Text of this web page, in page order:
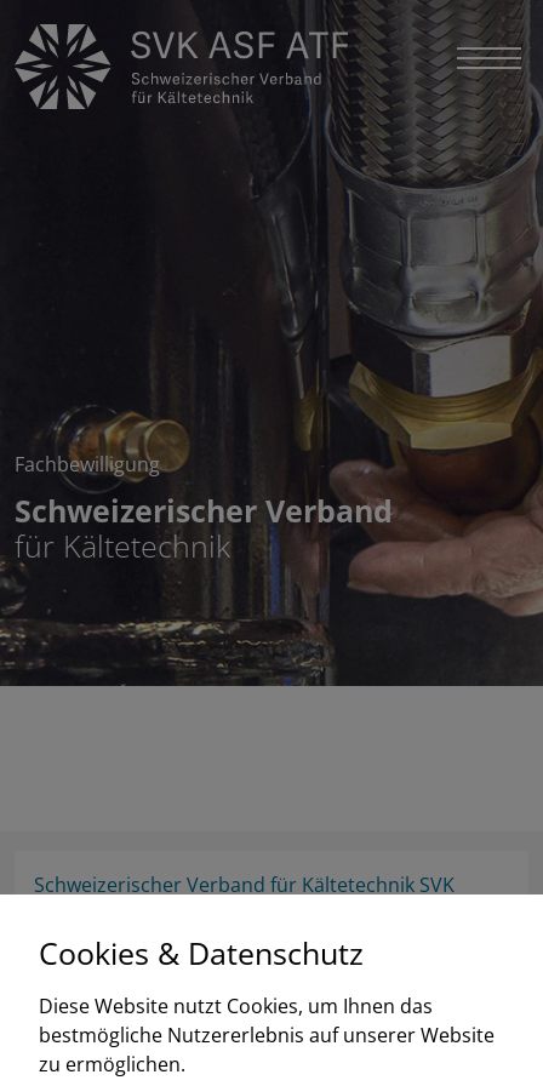
Fachbewilligung
Schweizerischer Verband
für Kältetechnik
Schweizerischer Verband für Kältetechnik SVK
+41 (0)41 670 30 45
info@svk.ch
Google Maps
Cookies & Datenschutz
Diese Website nutzt Cookies, um Ihnen das
bestmögliche Nutzererlebnis auf unserer Website
zu ermöglichen.